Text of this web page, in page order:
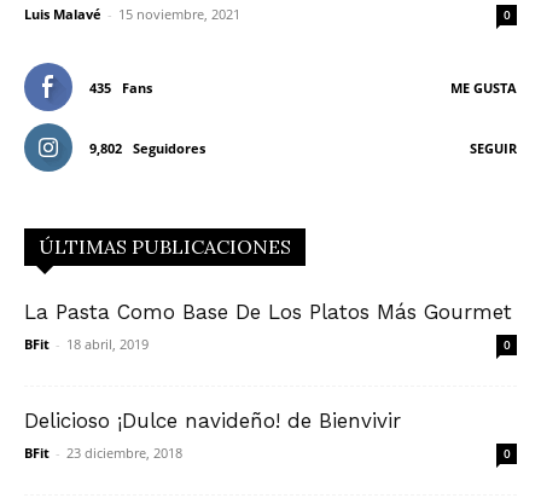
Luis Malavé - 15 noviembre, 2021 0
435 Fans ME GUSTA
9,802 Seguidores SEGUIR
ÚLTIMAS PUBLICACIONES
La Pasta Como Base De Los Platos Más Gourmet
BFit - 18 abril, 2019 0
Delicioso ¡Dulce navideño! de Bienvivir
BFit - 23 diciembre, 2018 0